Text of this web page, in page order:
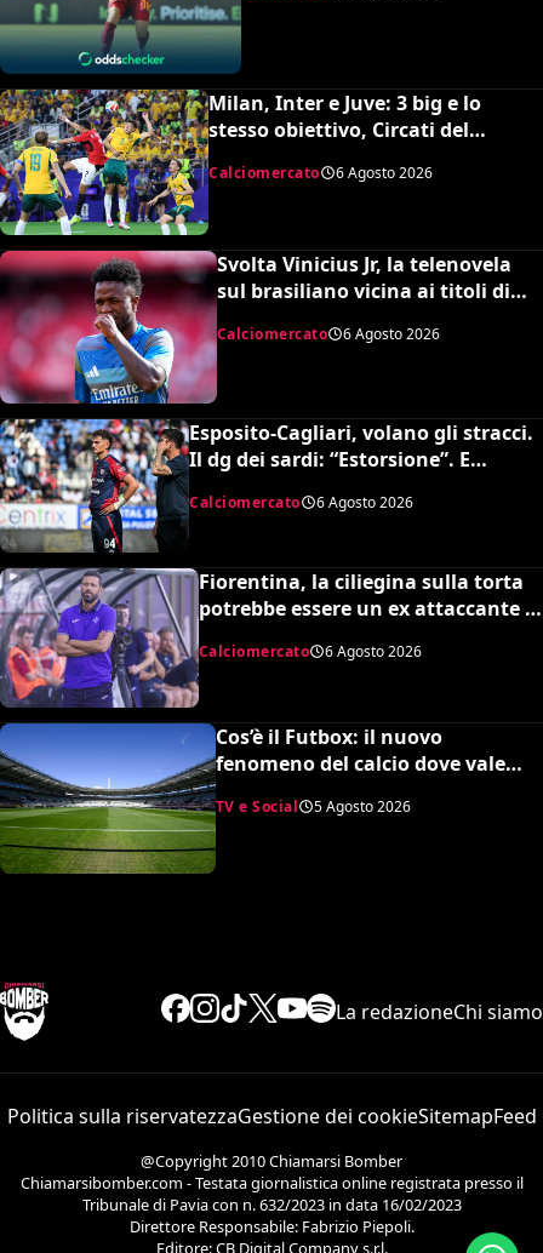
Milan, Inter e Juve: 3 big e lo
stesso obiettivo, Circati del
Calciomercato 6 Agosto 2026
Svolta Vinicius Jr, la telenovela
sul brasiliano vicina ai titoli di
Calciomercato 6 Agosto 2026
Esposito-Cagliari, volano gli stracci.
Il dg dei sardi: “Estorsione”. E
durissima
Calciomercato 6 Agosto 2026
Fiorentina, la ciliegina sulla torta
potrebbe essere un ex attaccante di
Calciomercato 6 Agosto 2026
Cos’è il Futbox: il nuovo
fenomeno del calcio dove vale
quasi tutto e scoppiano le risse
TV e Social 5 Agosto 2026
La redazioneChi siamo
Politica sulla riservatezzaGestione dei cookieSitemapFeed
@Copyright 2010 Chiamarsi Bomber
Chiamarsibomber.com - Testata giornalistica online registrata presso il
Tribunale di Pavia con n. 632/2023 in data 16/02/2023
Direttore Responsabile: Fabrizio Piepoli.
Editore: CB Digital Company s.r.l.